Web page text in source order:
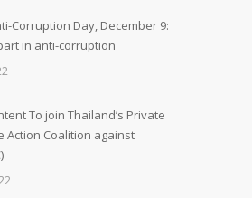
Corruption Day, December 9:
in anti-corruption
To join Thailand’s Private
Action Coalition against